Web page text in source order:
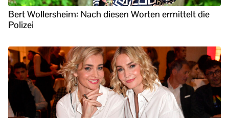
Bert Wollersheim: Nach diesen Worten ermittelt die
Polizei